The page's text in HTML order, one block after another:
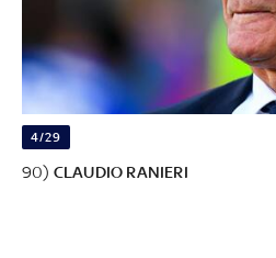
4/29
90) CLAUDIO RANIERI